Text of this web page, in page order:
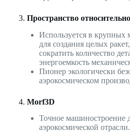
3. Пространство
Используется в крупных
для создания целых
сократить количество
энергоемкость
Пионер экологически
аэрокосмическом
4. Morf3D
Точное машиностроение
аэрокосмической отрасли.